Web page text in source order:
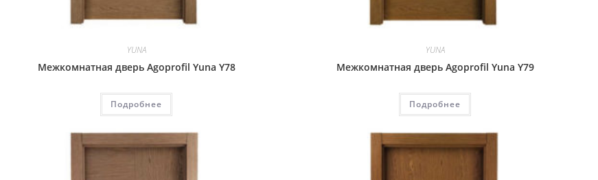
YUNA
Межкомнатная дверь Agoprofil Yuna Y78
Подробнее
YUNA
Межкомнатная дверь Agoprofil Yuna Y79
Подробнее